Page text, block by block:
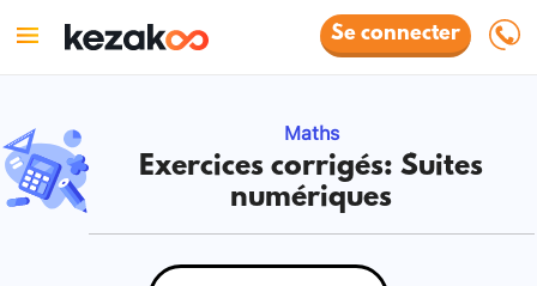
Se connecter
Maths
Exercices corrigés: Suites
numériques